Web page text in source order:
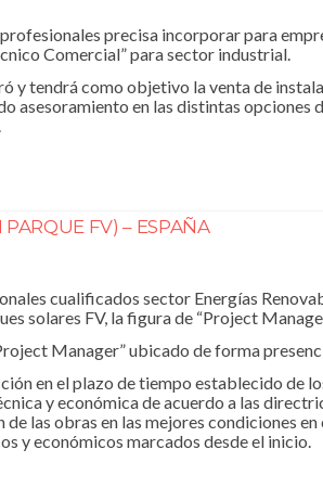
precisa incorporar para
Comercial” para sector industrial.
y tendrá como objetivo la venta de
asesoramiento en las distintas opciones
FV) – ESPAÑA
cualificados sector Energías
solares FV, la figura de “Project
Manager” ubicado de forma
en el plazo de tiempo establecido de
y económica de acuerdo a las
las obras en las mejores condiciones
y económicos marcados desde el inicio.